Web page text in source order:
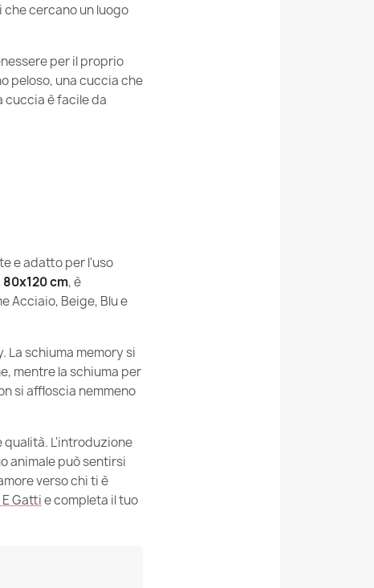
Si
24 Mesi
3438
cercano un luogo
per il proprio
peloso, una cuccia che
cuccia è facile da
e adatto per l'uso
80x120 cm, è
Acciaio, Beige, Blu e
La schiuma memory si
mentre la schiuma per
si affloscia nemmeno
qualità. L'introduzione
animale può sentirsi
verso chi ti è
Gattie completa il tuo